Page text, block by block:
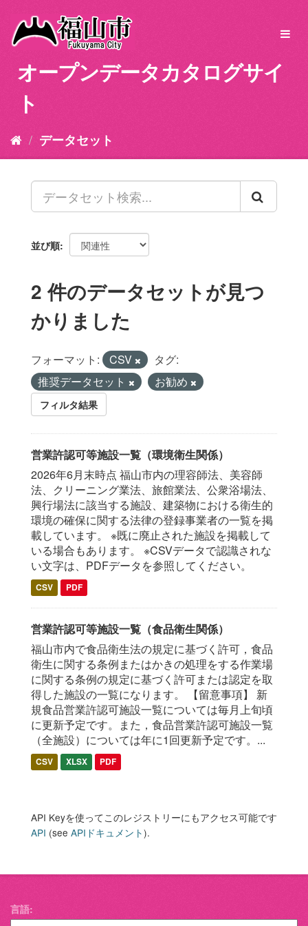
オープンデータカタログサイ
ト
データセット
並び順
2 件のデータセットが見つ
かりました
フォーマット: CSV
タグ:
推奨データセット
お勧め
フィルタ結果
営業許認可等施設一覧（環境衛生関係）
2026年6月末時点 福山市内の理容師法、美容師
法、クリーニング業法、旅館業法、公衆浴場法、
興行場法に該当する施設、建築物における衛生的
環境の確保に関する法律の登録事業者の一覧を掲
載しています。 ※既に廃止された施設を掲載して
いる場合もあります。 ※CSVデータで認識されな
い文字は、PDFデータを参照してください。
CSV PDF
営業許認可等施設一覧（食品衛生関係）
福山市内で食品衛生法の規定に基づく許可，食品
衛生に関する条例またはかきの処理をする作業場
に関する条例の規定に基づく許可または認定を取
得した施設の一覧になります。 【留意事項】 新
規食品営業許認可施設一覧については毎月上旬頃
に更新予定です。また，食品営業許認可施設一覧
（全施設）については年に1回更新予定です。...
CSV XLSX PDF
API Keyを使ってこのレジストリーにもアクセス可能です
API (see APIドキュメント).
言語